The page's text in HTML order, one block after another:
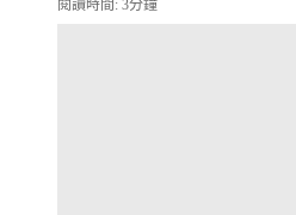
閱讀時間: 3分鐘